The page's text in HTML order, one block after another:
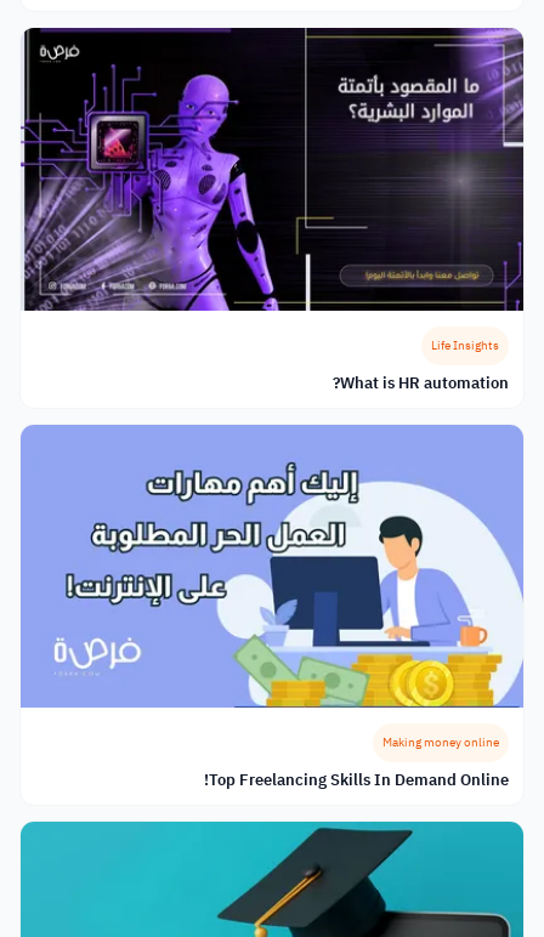
Life Insights
What is HR automation?
Making money online
Top Freelancing Skills In Demand Online!